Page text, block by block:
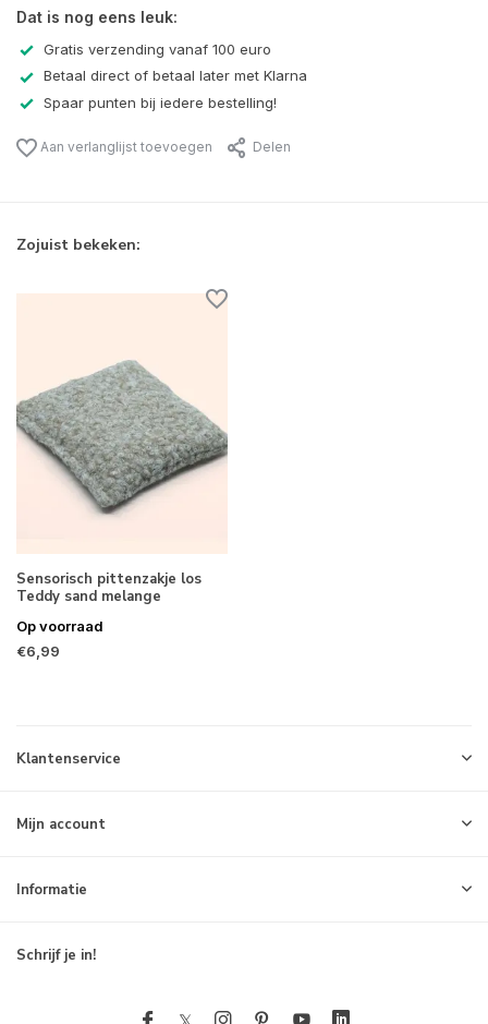
Dat is nog eens leuk:
Gratis verzending vanaf 100 euro
Betaal direct of betaal later met Klarna
Spaar punten bij iedere bestelling!
Aan verlanglijst toevoegen Delen
Zojuist bekeken:
Sensorisch pittenzakje los
Teddy sand melange
Op voorraad
€6,99
Klantenservice
Mijn account
Informatie
Schrijf je in!